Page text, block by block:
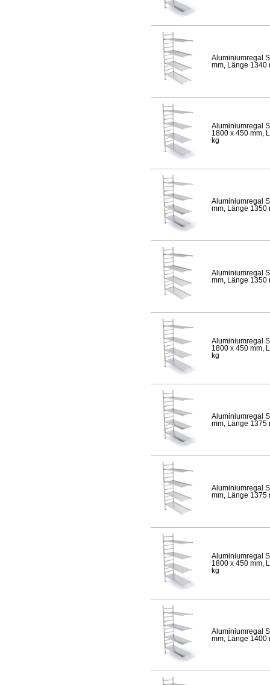
Aluminiumregal
mm, Länge 1340
Aluminiumregal
1800 x 450 mm,
kg
Aluminiumregal
mm, Länge 1350
Aluminiumregal
mm, Länge 1350
Aluminiumregal
1800 x 450 mm,
kg
Aluminiumregal
mm, Länge 1375
Aluminiumregal
mm, Länge 1375
Aluminiumregal
1800 x 450 mm,
kg
Aluminiumregal
mm, Länge 1400